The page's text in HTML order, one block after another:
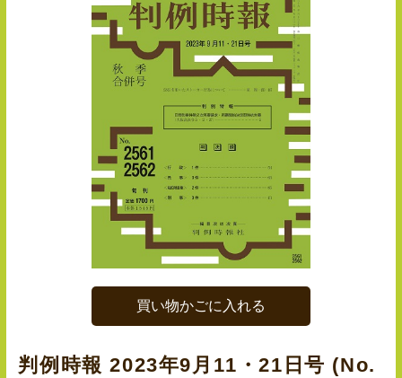
買い物かごに入れる
判例時報 2023年9月11・21日号 (No.